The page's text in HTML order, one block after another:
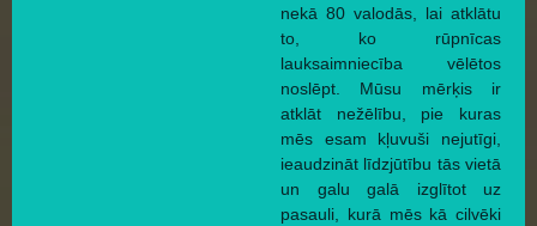
nekā 80 valodās, lai atklātu
to, ko rūpnīcas
lauksaimniecība vēlētos
noslēpt. Mūsu mērķis ir
atklāt nežēlību, pie kuras
mēs esam kļuvuši nejutīgi,
ieaudzināt līdzjūtību tās vietā
un galu galā izglītot uz
pasauli, kurā mēs kā cilvēki